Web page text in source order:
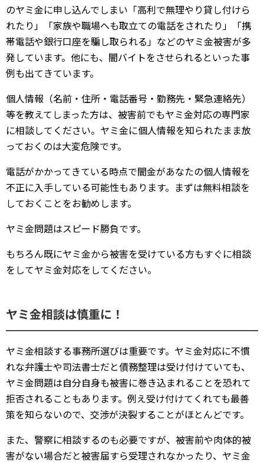
のヤミ金に申し込んでしまい「高利で無理やり貸し付けら
れたり」「家族や職場へも取立ての電話をされたり」「携
帯電話や銀行口座を騙し取られる」などのヤミ金被害が多
発しています。他にも、闇バイトをさせられるといった事
例も出てきています。
個人情報（名前・住所・電話番号・勤務先・緊急連絡先）
等を教えてしまった方は、被害前でもヤミ金対応の専門家
に相談してください。ヤミ金に個人情報を知られたまま放
っておくのは大変危険です。
電話がかかってきている時点で闇金があなたの個人情報を
不正に入手している可能性もあります。まずは無料相談を
しておくことをお勧めします。
ヤミ金問題はスピード勝負です。
もちろん既にヤミ金から被害を受けている方もすぐに相談
をしてヤミ金対応をしてください。
ヤミ金相談は慎重に！
ヤミ金相談する事務所選びは重要です。ヤミ金対応に不慣
れな弁護士や司法書士だと債務整理は受け付けていても、
ヤミ金問題は自分自身も被害に巻き込まれることを恐れて
拒否されることもあります。例え受け付けてくれても最善
策を知らないので、交渉が決裂することがほとんどです。
また、警察に相談するのも必要ですが、被害前や肉体的被
害がない場合だと被害届すら受理されなかったり、ヤミ金